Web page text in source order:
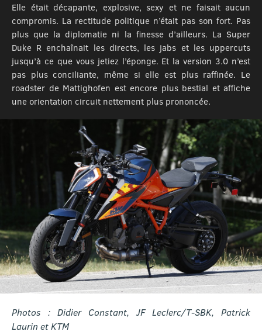
Elle était décapante, explosive, sexy et ne faisait aucun
compromis. La rectitude politique n’était pas son fort. Pas
plus que la diplomatie ni la finesse d’ailleurs. La Super
Duke R enchaînait les directs, les jabs et les uppercuts
jusqu’à ce que vous jetiez l’éponge. Et la version 3.0 n’est
pas plus conciliante, même si elle est plus raffinée. Le
roadster de Mattighofen est encore plus bestial et affiche
une orientation circuit nettement plus prononcée.
Photos : Didier Constant, JF Leclerc/T-SBK, Patrick
Laurin et KTM